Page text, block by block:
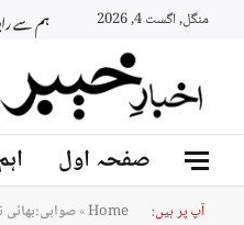
منگل, اگست 4, 2026 ہم سے
صفحہ اول
آپ پر ہیں: Home
»صوابی:بھائی نے